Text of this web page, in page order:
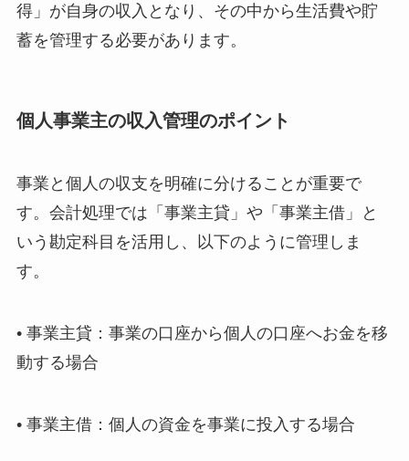
得」が自身の収入となり、その中から生活費や貯
蓄を管理する必要があります。
個人事業主の収入管理のポイント
事業と個人の収支を明確に分けることが重要で
す。会計処理では「事業主貸」や「事業主借」と
いう勘定科目を活用し、以下のように管理しま
す。
• 事業主貸：事業の口座から個人の口座へお金を移
動する場合
• 事業主借：個人の資金を事業に投入する場合